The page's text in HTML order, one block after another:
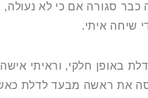
כבר סגורה אם כי לא נעולה,
שיחה איתי.
את ראשה מבעד לדלת